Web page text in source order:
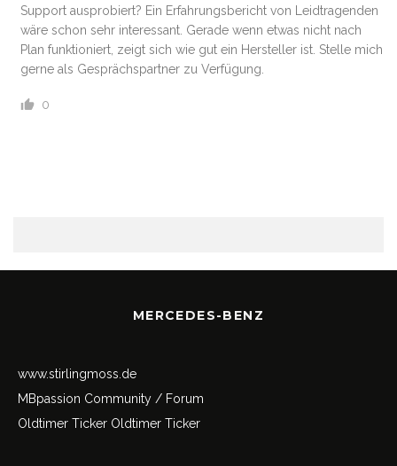
Support ausprobiert? Ein Erfahrungsbericht von Leidtragenden
wäre schon sehr interessant. Gerade wenn etwas nicht nach
Plan funktioniert, zeigt sich wie gut ein Hersteller ist. Stelle mich
gerne als Gesprächspartner zu Verfügung.
0
MERCEDES-BENZ
www.stirlingmoss.de
MBpassion Community / Forum
Oldtimer Ticker Oldtimer Ticker